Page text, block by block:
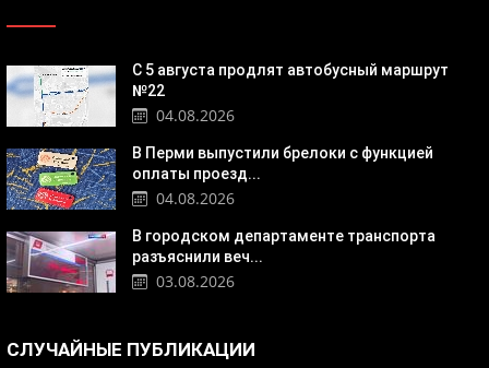
С 5 августа продлят автобусный маршрут
№22
04.08.2026
В Перми выпустили брелоки с функцией
оплаты проезд...
04.08.2026
В городском департаменте транспорта
разъяснили веч...
03.08.2026
СЛУЧАЙНЫЕ ПУБЛИКАЦИИ